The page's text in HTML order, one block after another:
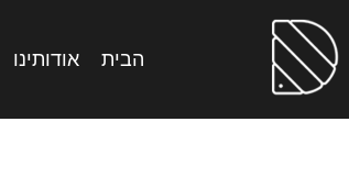
הבית אודותינו